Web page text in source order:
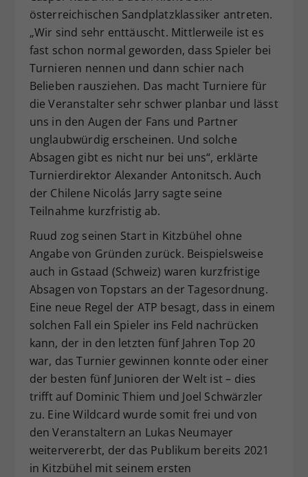
österreichischen Sandplatzklassiker antreten.
„Wir sind sehr enttäuscht. Mittlerweile ist es
fast schon normal geworden, dass Spieler bei
Turnieren nennen und dann schier nach
Belieben rausziehen. Das macht Turniere für
die Veranstalter sehr schwer planbar und lässt
uns in den Augen der Fans und Partner
unglaubwürdig erscheinen. Und solche
Absagen gibt es nicht nur bei uns“, erklärte
Turnierdirektor Alexander Antonitsch. Auch
der Chilene Nicolás Jarry sagte seine
Teilnahme kurzfristig ab.
Ruud zog seinen Start in Kitzbühel ohne
Angabe von Gründen zurück. Beispielsweise
auch in Gstaad (Schweiz) waren kurzfristige
Absagen von Topstars an der Tagesordnung.
Eine neue Regel der ATP besagt, dass in einem
solchen Fall ein Spieler ins Feld nachrücken
kann, der in den letzten fünf Jahren Top 20
war, das Turnier gewinnen konnte oder einer
der besten fünf Junioren der Welt ist – dies
trifft auf Dominic Thiem und Joel Schwärzler
zu. Eine Wildcard wurde somit frei und von
den Veranstaltern an Lukas Neumayer
weitervererbt, der das Publikum bereits 2021
in Kitzbühel mit seinem ersten
Zweck
Dieser Wert speichert Ihre Consent-
Einstellungen. Unter anderem eine
zufällig generierte ID, für die
historische Speicherung Ihrer
Webseiten-Betreiber dies eingestellt
hat.